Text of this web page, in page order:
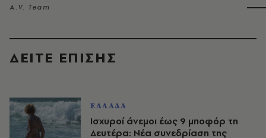
A.V. Team
ΔΕΙΤΕ ΕΠΙΣΗΣ
ΕΛΛΑΔΑ
Ισχυροί άνεμοι έως 9 μποφόρ τη
Δευτέρα: Νέα συνεδρίαση της